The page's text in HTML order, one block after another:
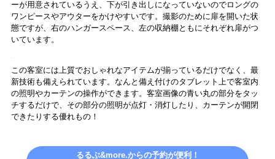
一方、洗面スペースはどちらかというと幅はコンパクトな設計です